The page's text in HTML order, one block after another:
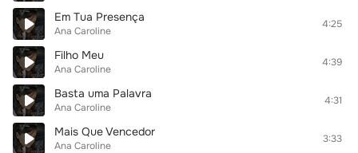
Em Tua Presença
Ana Caroline
4:25
Filho Meu
Ana Caroline
4:39
Basta uma Palavra
Ana Caroline
4:31
Mais Que Vencedor
Ana Caroline
3:33